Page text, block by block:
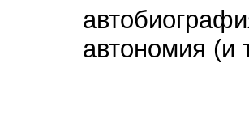
автономия (и